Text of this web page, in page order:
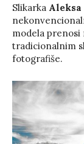
Slikarka Aleksa
modela prenosi
tradicionalnim
fotografiše.